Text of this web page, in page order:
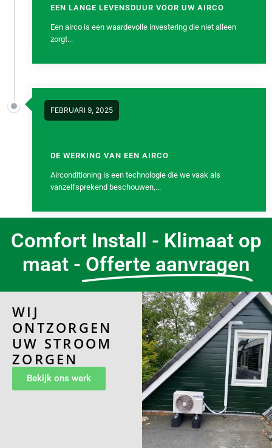
EEN LANGE LEVENSDUUR VOOR UW AIRCO
Een airco is een waardevolle investering die niet alleen
zorgt...
FEBRUARI 9, 2025
DE WERKING VAN EEN AIRCO
Airconditioning is een technologie die we vaak als
vanzelfsprekend beschouwen,...
Comfort Install - Klimaat op
maat - Offerte aanvragen
WIJ
ONTZORGEN
UW STROOM
ZORGEN
Bekijk ons werk